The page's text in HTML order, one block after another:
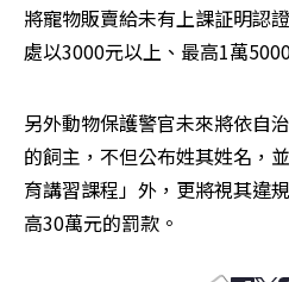
將寵物販賣給未有上課証明認
處以3000元以上、最高1萬
另外動物保護警官未來將依自
的飼主，不但公布姓其姓名，
育講習課程」外，更將視其違
高30萬元的罰款。